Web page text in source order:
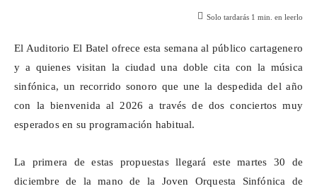
Solo tardarás 1 min. en leerlo
El Auditorio El Batel ofrece esta semana al público cartagenero
y a quienes visitan la ciudad una doble cita con la música
sinfónica, un recorrido sonoro que une la despedida del año
con la bienvenida al 2026 a través de dos conciertos muy
esperados en su programación habitual.
La primera de estas propuestas llegará este martes 30 de
diciembre de la mano de la Joven Orquesta Sinfónica de